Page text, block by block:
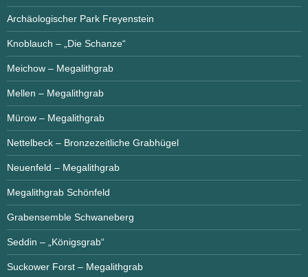
Archäologischer Park Freyenstein
Knoblauch – „Die Schanze“
Meichow – Megalithgrab
Mellen – Megalithgrab
Mürow – Megalithgrab
Nettelbeck – Bronzezeitliche Grabhügel
Neuenfeld – Megalithgrab
Megalithgrab Schönfeld
Grabensemble Schwaneberg
Seddin – „Königsgrab“
Suckower Forst – Megalithgrab